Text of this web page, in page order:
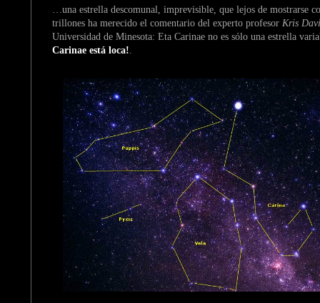
…una estrella descomunal, imprevisible, que lejos de mostrarse
trillones ha merecido el comentario del experto profesor Kris
Universidad de Minesota: Eta Carinae no es sólo una estrella
Carinae está loca!